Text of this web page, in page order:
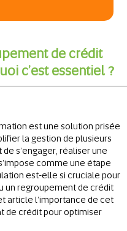
de crédit
c’est essentiel ?
est une solution prisée
la gestion de plusieurs
s’engager, réaliser une
comme une étape
est-elle si cruciale pour
un regroupement de crédit
article l’importance de cet
de crédit pour optimiser